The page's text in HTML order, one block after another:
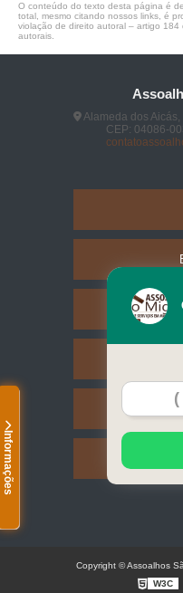
Informações
O conteúdo do texto desta página é
total, mesmo citando nossos links, é
violação de direito autoral – artigo 184
autorais
Alameda dos
CEP: 04086-
Copyright © Assoalhos
W3C